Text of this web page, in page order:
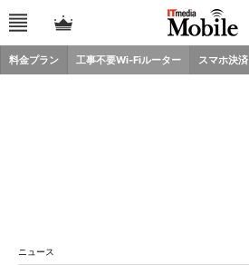
料金プラン 工事不要Wi-Fiルーター スマホ決済
ニュース